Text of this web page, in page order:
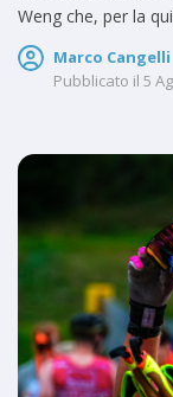
Weng che, per la
Marco Cangelli
Pubblicato il 5